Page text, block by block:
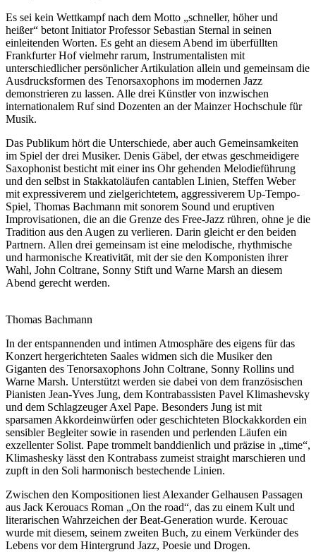
Es sei kein Wettkampf nach dem Motto „schneller, höher und
heißer“ betont Initiator Professor Sebastian Sternal in seinen
einleitenden Worten. Es geht an diesem Abend im überfüllten
Frankfurter Hof vielmehr rarum, Instrumentalisten mit
unterschiedlicher persönlicher Artikulation allein und gemeinsam die
Ausdrucksformen des Tenorsaxophons im modernen Jazz
demonstrieren zu lassen. Alle drei Künstler von inzwischen
internationalem Ruf sind Dozenten an der Mainzer Hochschule für
Musik.
Das Publikum hört die Unterschiede, aber auch Gemeinsamkeiten
im Spiel der drei Musiker. Denis Gäbel, der etwas geschmeidigere
Saxophonist besticht mit einer ins Ohr gehenden Melodieführung
und den selbst in Stakkatoläufen cantablen Linien, Steffen Weber
mit expressiverem und zielgerichtetem, aggressiverem Up-Tempo-
Spiel, Thomas Bachmann mit sonorem Sound und eruptiven
Improvisationen, die an die Grenze des Free-Jazz rühren, ohne je die
Tradition aus den Augen zu verlieren. Darin gleicht er den beiden
Partnern. Allen drei gemeinsam ist eine melodische, rhythmische
und harmonische Kreativität, mit der sie den Komponisten ihrer
Wahl, John Coltrane, Sonny Stift und Warne Marsh an diesem
Abend gerecht werden.
Thomas Bachmann
In der entspannenden und intimen Atmosphäre des eigens für das
Konzert hergerichteten Saales widmen sich die Musiker den
Giganten des Tenorsaxophons John Coltrane, Sonny Rollins und
Warne Marsh. Unterstützt werden sie dabei von dem französischen
Pianisten Jean-Yves Jung, dem Kontrabassisten Pavel Klimashevsky
und dem Schlagzeuger Axel Pape. Besonders Jung ist mit
sparsamen Akkordeinwürfen oder geschichteten Blockakkorden ein
sensibler Begleiter sowie in rasenden und perlenden Läufen ein
exzellenter Solist. Pape trommelt banddienlich und präzise in „time“,
Klimashesky lässt den Kontrabass zumeist straight marschieren und
zupft in den Soli harmonisch bestechende Linien.
Zwischen den Kompositionen liest Alexander Gelhausen Passagen
aus Jack Kerouacs Roman „On the road“, das zu einem Kult und
literarischen Wahrzeichen der Beat-Generation wurde. Kerouac
wurde mit diesem, seinem zweiten Buch, zu einem Verkünder des
Lebens vor dem Hintergrund Jazz, Poesie und Drogen.